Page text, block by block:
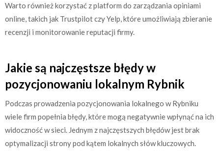
Warto również korzystać z platform do zarządzania opiniami
online, takich jak Trustpilot czy Yelp, które umożliwiają zbieranie
recenzji i monitorowanie reputacji firmy.
Jakie są najczęstsze błędy w
pozycjonowaniu lokalnym Rybnik
Podczas prowadzenia pozycjonowania lokalnego w Rybniku
wiele firm popełnia błędy, które mogą negatywnie wpłynąć na ich
widoczność w sieci. Jednym z najczęstszych błędów jest brak
optymalizacji strony pod kątem lokalnych słów kluczowych.